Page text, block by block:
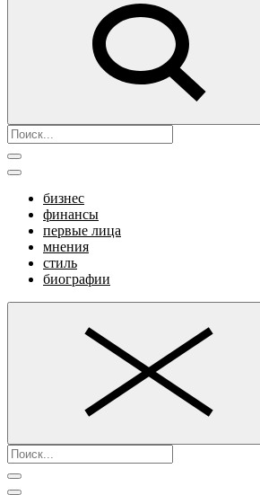
бизнес
финансы
первые лица
мнения
стиль
биографии